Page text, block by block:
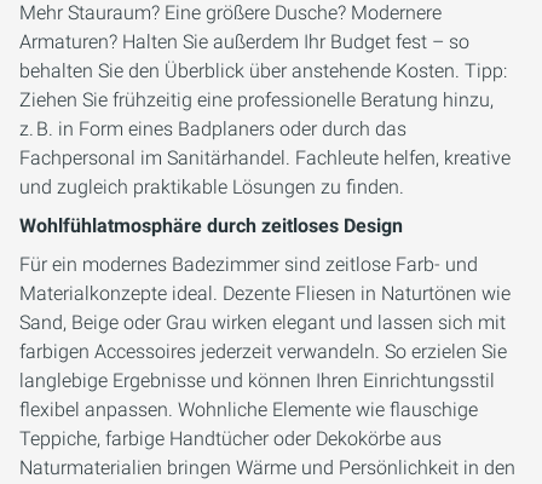
Mehr Stauraum? Eine größere Dusche? Modernere
Armaturen? Halten Sie außerdem Ihr Budget fest – so
behalten Sie den Überblick über anstehende Kosten. Tipp:
Ziehen Sie frühzeitig eine professionelle Beratung hinzu,
z. B. in Form eines Badplaners oder durch das
Fachpersonal im Sanitärhandel. Fachleute helfen, kreative
und zugleich praktikable Lösungen zu finden.
Wohlfühlatmosphäre durch zeitloses Design
Für ein modernes Badezimmer sind zeitlose Farb- und
Materialkonzepte ideal. Dezente Fliesen in Naturtönen wie
Sand, Beige oder Grau wirken elegant und lassen sich mit
farbigen Accessoires jederzeit verwandeln. So erzielen Sie
langlebige Ergebnisse und können Ihren Einrichtungsstil
flexibel anpassen. Wohnliche Elemente wie flauschige
Teppiche, farbige Handtücher oder Dekokörbe aus
Naturmaterialien bringen Wärme und Persönlichkeit in den